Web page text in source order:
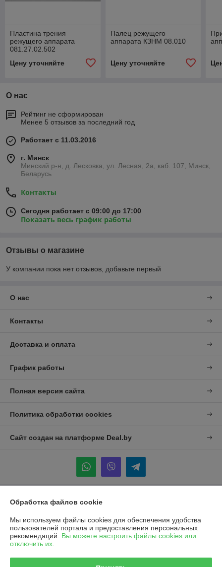
Пластина трения
режущего аппарата
081.27.02.502
Цену уточняйте
Палец режущего
аппарата КЗНМ 08.010
Цену уточняйте
О нас
Рейтинг не сформирован
Менее 5 отзывов за последний год
Работает с 11.03.2016
г. Минск
Минский р-н, д. Лесковка, ул. Лесная, 2а, каб. 107, Минск,
Беларусь
Контакты
Сегодня работает с 09:00 до 17:00
Показать весь график работы
Отзывы о магазине
У компании пока нет отзывов, добавьте первый
О нас
Контакты
Доставка и оплата
График работы
Полная версия сайта
Политика обработки cookies
Сайт создан на платформе Deal.by
Информация для покупателя
Юридическое лицо:УП "Агро-Дон-Снаб"
220086 г. Минск, ул. Славинского 8А, к.5
Регистрационный номер ЕГР: 190437992
УНП: 190437992
Обработка файлов cookie
Мы используем файлы cookies для обеспечения удобства
пользователей портала и предоставления персональных
рекомендаций. Вы можете настроить файлы cookies или
отключить их.